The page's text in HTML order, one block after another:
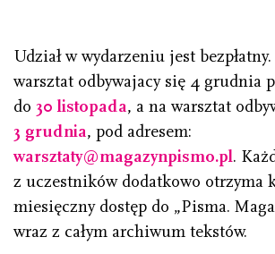
Udział w wydarzeniu jest
warsztat odbywajacy się 4 grudnia
do 30 listopada, a na warsztat
3 grudnia, pod adresem:
warsztaty@magazynpismo.pl.
z uczestników dodatkowo otrzyma
miesięczny dostęp do „Pisma.
wraz z całym archiwum tekstów.